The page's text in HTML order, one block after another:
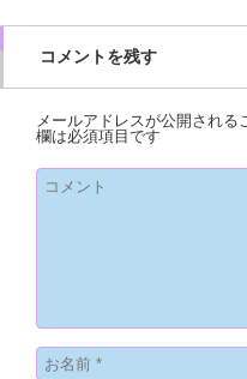
コメントを残す
メールアドレスが公開される
欄は必須項目です